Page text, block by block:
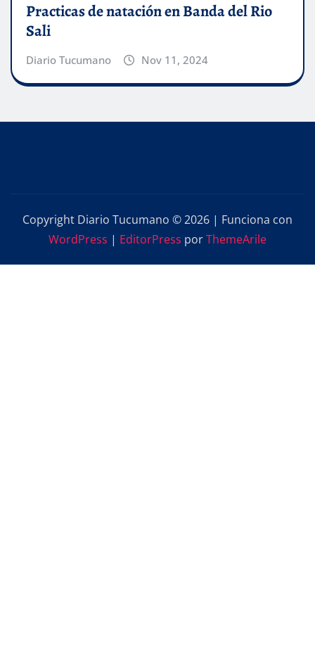
Practicas de natación en Banda del Rio
Sali
Diario Tucumano Nov 11, 2024
Copyright Diario Tucumano © 2026 | Funciona con
WordPress | EditorPress porThemeArile